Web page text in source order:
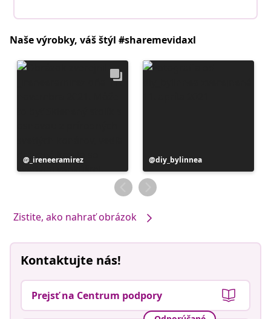
Naše výrobky, váš štýl #sharemevidaxl
Príspevok
zverejnil
_ireneeramirez
Príspevok
zverejnil
diy_bylinnea
Zistite, ako nahrať obrázok
Kontaktujte nás!
Prejsť na Centrum podpory